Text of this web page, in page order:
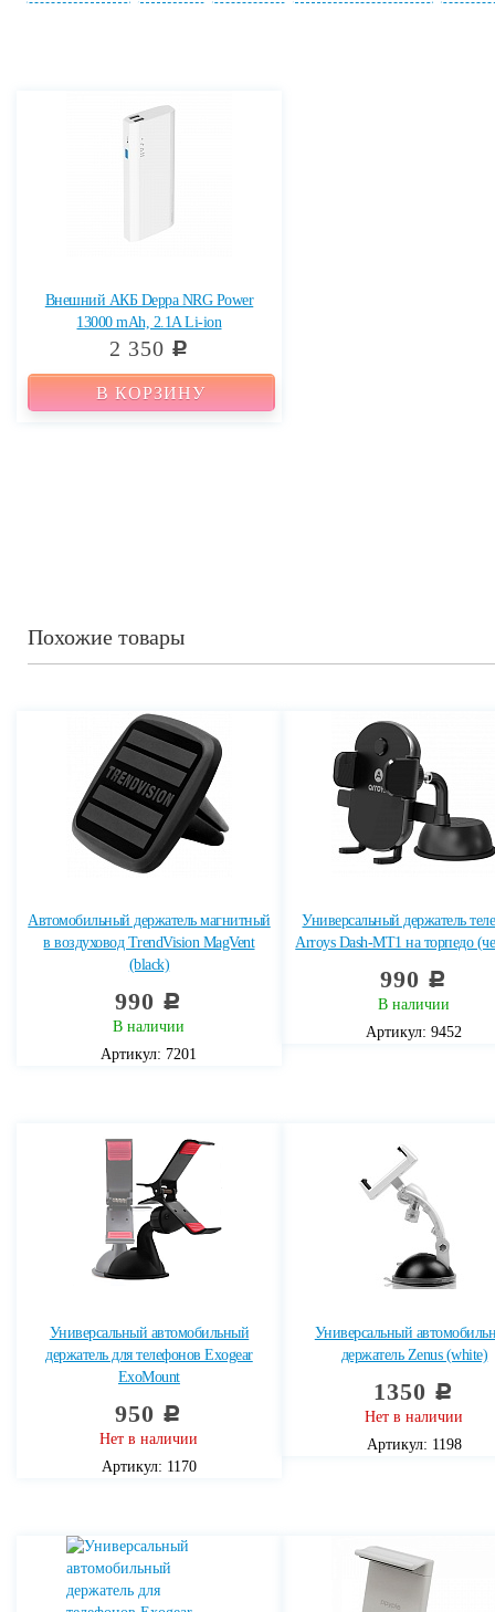
Внешний АКБ Deppa NRG Power
13000 mAh, 2.1A Li-ion
2 350 c
В КОРЗИНУ
Похожие товары
Автомобильный держатель магнитный
в воздуховод TrendVision MagVent
(black)
990 c
В наличии
Артикул: 7201
Универсальный держатель
Arroys Dash-MT1 на торпедо
990 c
В наличии
Артикул: 9452
Универсальный автомобильный
держатель для телефонов Exogear
ExoMount
950 c
Нет в наличии
Артикул: 1170
Универсальный
держатель Zenus (white)
1350 c
Нет в наличии
Артикул: 1198